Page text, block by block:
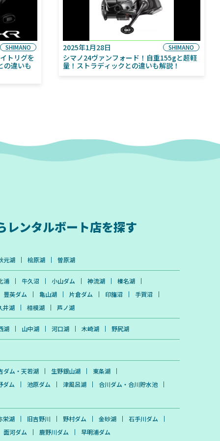
SHIMANO
トリグを
の違いも
2025年1月28日 SHIMANO
シマノ24ヴァンフォード！自重155gと超軽
量！ストラディックとの違いも解説！
レンタルボート店を探す
元湖 桧原湖 曽原湖
浦 牛久沼 小山ダム 神流湖
榛名湖
豊英ダム
亀山湖 片倉ダム 印旛沼
手賀沼
井湖
相模湖 芦ノ湖
湖 山中湖 河口湖 木崎湖 野尻湖
ダム・天若湖 生野銀山湖
東条湖
ダム
池原ダム 津風呂湖 合川ダム・合川貯水池
栄湖 旧吉野川 野村ダム 金砂湖
石手川ダム
面河ダム
鹿野川ダム 早明浦ダム